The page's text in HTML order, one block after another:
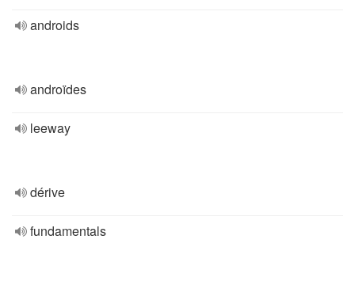
androids
androïdes
leeway
dérive
fundamentals